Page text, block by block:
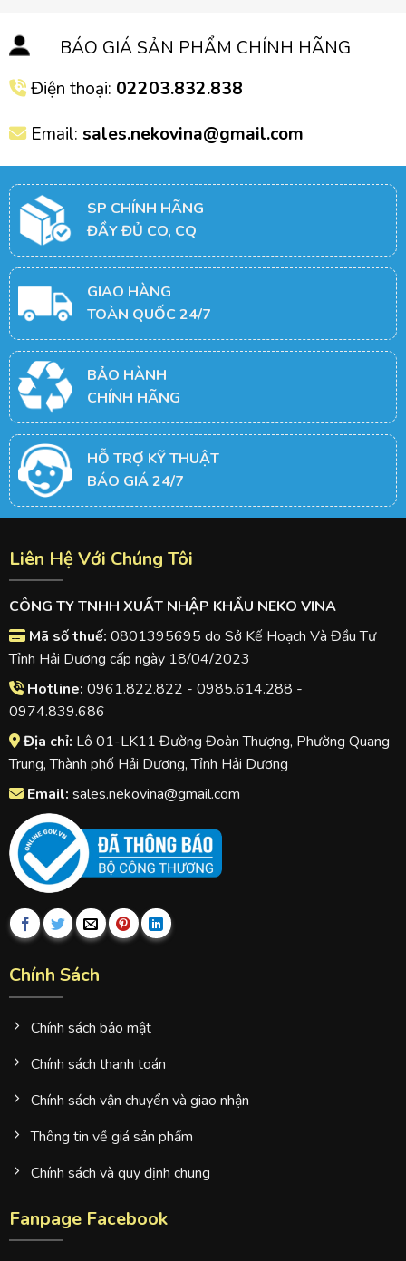
BÁO GIÁ SẢN PHẨM CHÍNH HÃNG
Điện thoại: 02203.832.838
Email: sales.nekovina@gmail.com
SP CHÍNH HÃNG
ĐẦY ĐỦ CO, CQ
GIAO HÀNG
TOÀN QUỐC 24/7
BẢO HÀNH
CHÍNH HÃNG
HỖ TRỢ KỸ THUẬT
BÁO GIÁ 24/7
Liên Hệ Với Chúng Tôi
CÔNG TY TNHH XUẤT NHẬP KHẨU NEKO VINA
Mã số thuế: 0801395695 do Sở Kế Hoạch Và Đầu Tư
Tỉnh Hải Dương cấp ngày 18/04/2023
Hotline: 0961.822.822 - 0985.614.288 -
0974.839.686
Địa chỉ: Lô 01-LK11 Đường Đoàn Thượng, Phường Quang
Trung, Thành phố Hải Dương, Tỉnh Hải Dương
Email: sales.nekovina@gmail.com
Chính Sách
Chính sách bảo mật
Chính sách thanh toán
Chính sách vận chuyển và giao nhận
Thông tin về giá sản phẩm
Chính sách và quy định chung
Fanpage Facebook